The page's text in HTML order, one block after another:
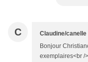
C Claudine/canelle
Bonjour
exemplaires<br /